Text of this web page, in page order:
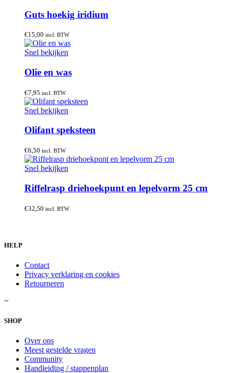
Guts hoekig iridium
€15,00 incl. BTW
Snel bekijken
Olie en was
€7,95 incl. BTW
Snel bekijken
Olifant speksteen
€6,50 incl. BTW
Snel bekijken
Riffelrasp driehoekpunt en lepelvorm 25 cm
€32,50 incl. BTW
HELP
Contact
Privacy verklaring en cookies
Retourneren
~
SHOP
Over ons
Meest gestelde vragen
Community
Handleiding / stappenplan